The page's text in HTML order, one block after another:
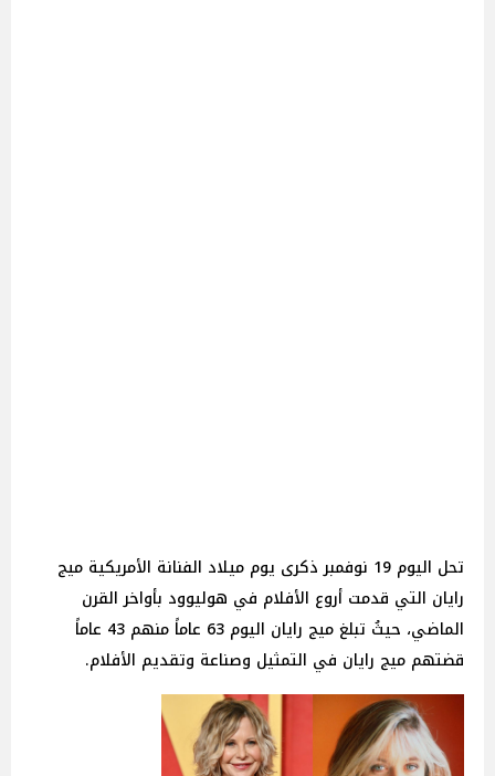
تحل اليوم 19 نوفمبر ذكرى يوم ميلاد الفنانة الأمريكية ميج
رايان التي قدمت أروع الأفلام في هوليوود بأواخر القرن
الماضي، حيثُ تبلغ ميج رايان اليوم 63 عاماً منهم 43 عاماً
قضتهم ميج رايان في التمثيل وصناعة وتقديم الأفلام.